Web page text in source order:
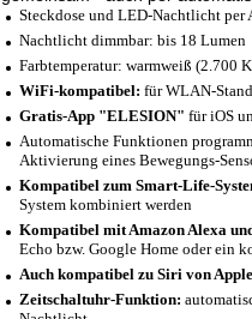
Steckdose und LED-Nachtlicht per
Nachtlicht dimmbar: bis 18 Lumen
Farbtemperatur: warmweiß (2.700
WiFi-kompatibel: für WLAN-
Gratis-App "ELESION" für iOS
Automatische Funktionen
Aktivierung eines Bewegungs-
Kompatibel zum Smart-Life-
System kombiniert werden
Kompatibel mit Amazon Alexa
Echo bzw. Google Home oder ein
Auch kompatibel zu Siri von
Zeitschaltuhr-Funktion: